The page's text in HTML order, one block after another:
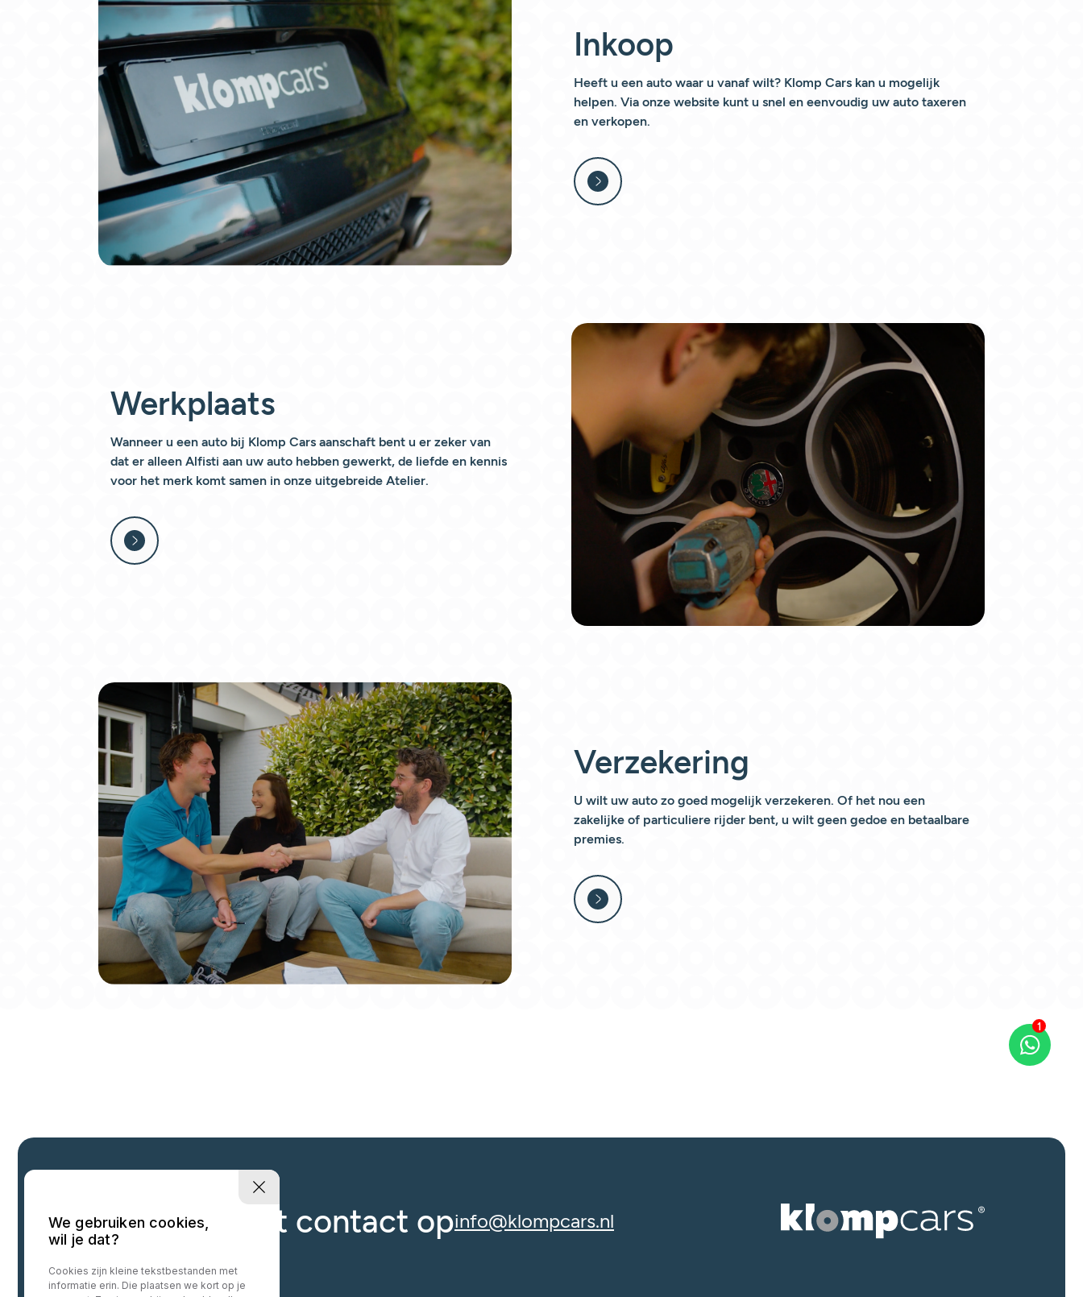
1
Inkoop
Heeft u een auto waar u vanaf wilt? Klomp Cars kan u mogelijk
helpen. Via onze website kunt u snel en eenvoudig uw auto taxeren
en verkopen.
Werkplaats
Wanneer u een auto bij Klomp Cars aanschaft bent u er zeker van
dat er alleen Alfisti aan uw auto hebben gewerkt, de liefde en kennis
voor het merk komt samen in onze uitgebreide Atelier.
Verzekering
U wilt uw auto zo goed mogelijk verzekeren. Of het nou een
zakelijke of particuliere rijder bent, u wilt geen gedoe en betaalbare
premies.
Neem gerust contact opinfo@klompcars.nl
We gebruiken cookies,
wil je dat?
Cookies zijn kleine tekstbestanden met
informatie erin. Die plaatsen we kort op je